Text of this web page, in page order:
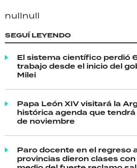
nullnull
SEGUÍ LEYENDO
El sistema científico perdió
trabajo desde el inicio del
Milei
Papa León XIV visitará la
histórica agenda que tendrá
de noviembre
Paro docente en el regreso
provincias dieron clases